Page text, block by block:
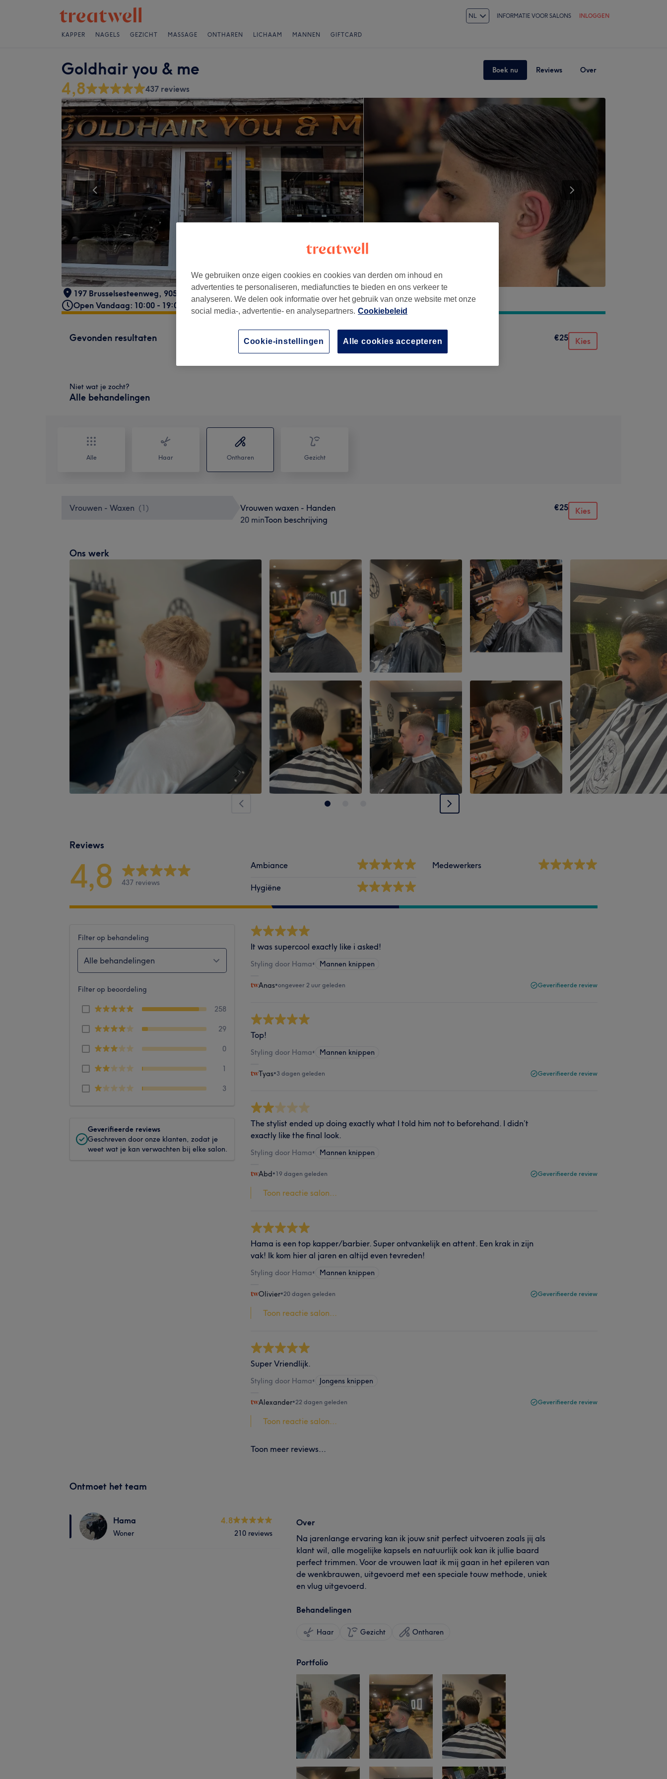
NL INFORMATIE VOOR SALONS INLOGGEN
KAPPER NAGELS GEZICHT MASSAGE ONTHAREN LICHAAM MANNEN GIFTCARD
Goldhair you & me Boek nu Reviews Over
4,8 437 reviews
197 Brusselsesteenweg, 9050. Gent , btw : BE 0799.301.081, 9050
Open Vandaag: 10:00 - 19:00
Gevonden resultaten
Vrouwen waxen - Handen
€25 Kies
Niet wat je zocht?
Alle behandelingen
Alle Haar Ontharen Gezicht
Vrouwen - Waxen (1 )
Vrouwen waxen - Handen
20 minToon beschrijving
€25 Kies
Ons werk
Reviews
4,8 437 reviews
Ambiance
Hygiëne
Medewerkers
Filter op behandeling
Alle behandelingen
Filter op beoordeling
258
29
0
1
3
Geverifieerde reviews
Geschreven door onze klanten, zodat je
weet wat je kan verwachten bij elke salon.
It was supercool exactly like i asked!
Styling door Hama• Mannen knippen
Anas•ongeveer 2 uur geleden Geverifieerde review
Top!
Styling door Hama• Mannen knippen
Tyas•3 dagen geleden Geverifieerde review
The stylist ended up doing exactly what I told him not to beforehand. I didn’t
exactly like the final look.
Styling door Hama• Mannen knippen
Abd•19 dagen geleden Geverifieerde review
Toon reactie salon...
Hama is een top kapper/barbier. Super ontvankelijk en attent. Een krak in zijn
vak! Ik kom hier al jaren en altijd even tevreden!
Styling door Hama• Mannen knippen
Olivier•20 dagen geleden Geverifieerde review
Toon reactie salon...
Super Vriendlijk.
Styling door Hama• Jongens knippen
Alexander•22 dagen geleden Geverifieerde review
Toon reactie salon...
Toon meer reviews...
Ontmoet het team
Hama
Woner
4.8
210 reviews
Over
Na jarenlange ervaring kan ik jouw snit perfect uitvoeren zoals jij als
klant wil, alle mogelijke kapsels en natuurlijk ook kan ik jullie baard
perfect trimmen. Voor de vrouwen laat ik mij gaan in het epileren van
de wenkbrauwen, uitgevoerd met een speciale touw methode, uniek
en vlug uitgevoerd.
Behandelingen
Haar Gezicht Ontharen
Portfolio
We gebruiken onze eigen cookies en cookies van derden om inhoud en
advertenties te personaliseren, mediafuncties te bieden en ons verkeer te
analyseren. We delen ook informatie over het gebruik van onze website met onze
social media-, advertentie- en analysepartners. Cookiebeleid
Alle cookies accepteren
Cookie-instellingen